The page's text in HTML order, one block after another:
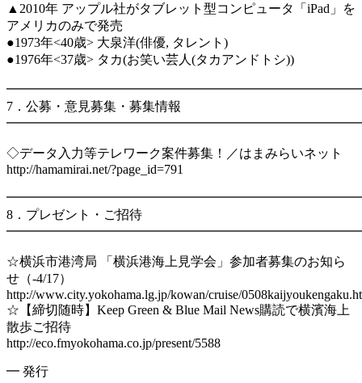
▲2010年 アップル社がタブレット型コンピュータ「iPad」を
アメリカのみで発売
●1973年<40歳> 大泉洋(俳優, タレント)
●1976年<37歳> タカ(お笑い芸人(タカアンドトシ))
7．公募・意見募集・募集情報
◇データ入力等テレワーク案件募集！／はまみらいネット
http://hamamirai.net/?page_id=791
8．プレゼント・ご招待
☆横浜市港湾局 「横浜港海上見学会」参加者募集のお知ら
せ（-4/17）
http://www.city.yokohama.lg.jp/kowan/cruise/
☆【締切随時】Keep Green & Blue Mail News購読で横濱海上
散歩ご招待
http://eco.fmyokohama.co.jp/present/5588
━ 発行